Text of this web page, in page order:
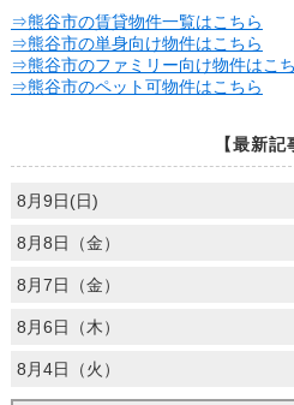
⇒熊谷市の賃貸物件一覧はこちら
⇒熊谷市の単身向け物件はこちら
⇒熊谷市のファミリー向け物件はこ
⇒熊谷市のペット可物件はこちら
【最新記
8月9日(日)
8月8日（金）
8月7日（金）
8月6日（木）
8月4日（火）